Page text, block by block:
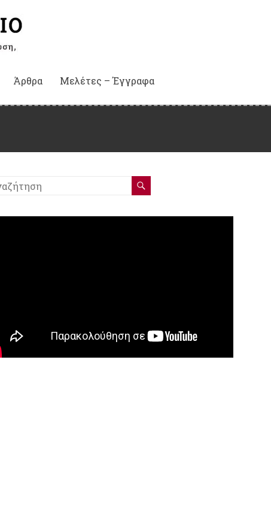
Άρθρα Μελέτες – Έγγραφα